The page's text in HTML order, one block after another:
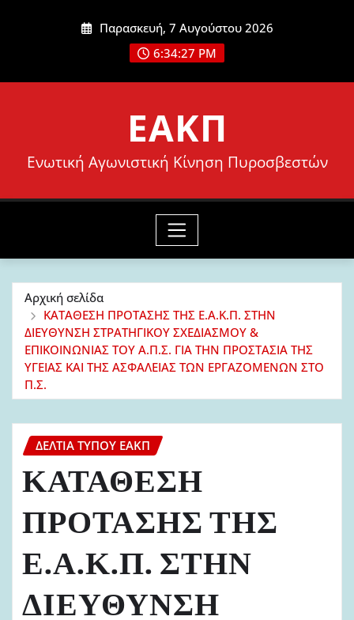
Παρασκευή, 7 Αυγούστου 2026
6:34:28 PM
ΕΑΚΠ
Ενωτική Αγωνιστική Κίνηση Πυροσβεστών
Αρχική σελίδα
ΚΑΤΑΘΕΣΗ ΠΡΟΤΑΣΗΣ ΤΗΣ Ε.Α.Κ.Π. ΣΤΗΝ
ΔΙΕΥΘΥΝΣΗ ΣΤΡΑΤΗΓΙΚΟΥ ΣΧΕΔΙΑΣΜΟΥ &
ΕΠΙΚΟΙΝΩΝΙΑΣ ΤΟΥ Α.Π.Σ. ΓΙΑ ΤΗΝ ΠΡΟΣΤΑΣΙΑ ΤΗΣ
ΥΓΕΙΑΣ ΚΑΙ ΤΗΣ ΑΣΦΑΛΕΙΑΣ ΤΩΝ ΕΡΓΑΖΟΜΕΝΩΝ ΣΤΟ
Π.Σ.
ΔΕΛΤΊΑ ΤΎΠΟΥ ΕΑΚΠ
ΚΑΤΑΘΕΣΗ
ΠΡΟΤΑΣΗΣ ΤΗΣ
Ε.Α.Κ.Π. ΣΤΗΝ
ΔΙΕΥΘΥΝΣΗ